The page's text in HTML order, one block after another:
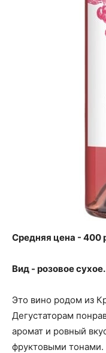
Средняя цена - 400
Вид - розовое сухое.
Это вино родом из
Дегустаторам
аромат и ровный
фруктовыми тонами.